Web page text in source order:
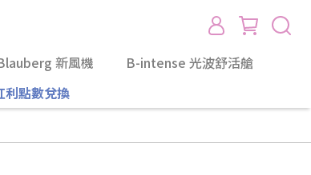
新風機
B-intense 光波舒活艙
利點數兌換